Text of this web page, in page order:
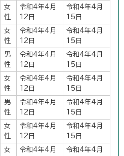
女
性
令和4年4月
12日
令和4年4月
15日
女
性
令和4年4月
12日
令和4年4月
15日
男
性
令和4年4月
12日
令和4年4月
15日
女
性
令和4年4月
12日
令和4年4月
15日
男
性
令和4年4月
12日
令和4年4月
15日
女
性
令和4年4月
12日
令和4年4月
15日
女
令和4年4月
令和4年4月